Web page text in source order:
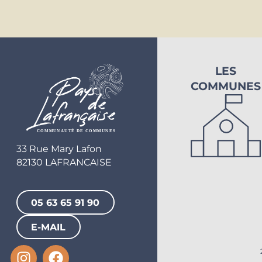
33 Rue Mary Lafon
82130 LAFRANCAISE
05 63 65 91 90
E-MAIL
LES
COMMUNES